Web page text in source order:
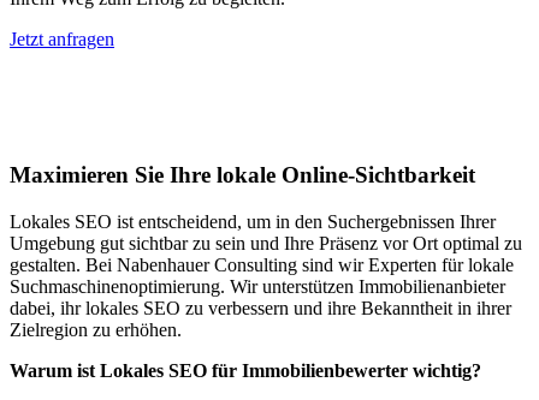
Jetzt anfragen
Maximieren Sie Ihre lokale Online-Sichtbarkeit
Lokales SEO ist entscheidend, um in den Suchergebnissen Ihrer
Umgebung gut sichtbar zu sein und Ihre Präsenz vor Ort optimal zu
gestalten. Bei Nabenhauer Consulting sind wir Experten für lokale
Suchmaschinenoptimierung. Wir unterstützen Immobilienanbieter
dabei, ihr lokales SEO zu verbessern und ihre Bekanntheit in ihrer
Zielregion zu erhöhen.
Warum ist Lokales SEO für Immobilienbewerter wichtig?